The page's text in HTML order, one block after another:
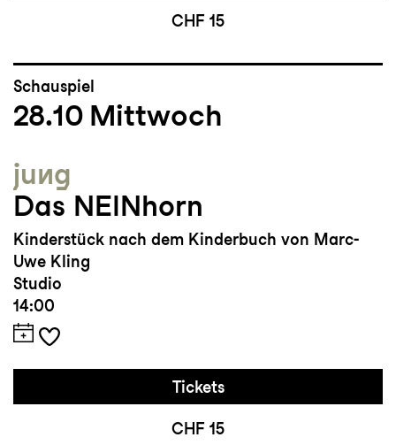
CHF 15
Schauspiel
28.10 Mittwoch
jung
Das NEINhorn
Kinderstück nach dem Kinderbuch von Marc-
Uwe Kling
Studio
14:00
Tickets
CHF 15